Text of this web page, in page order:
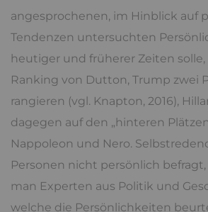
angesprochenen, im Hinblick auf
Tendenzen untersuchten
heutiger und früherer Zeiten
Ranking von Dutton, Trump zwei
rangieren (vgl. Knapton, 2016),
dagegen auf den „hinteren
Nappoleon und Nero.
Personen nicht persönlich
man Experten aus Politik und
welche die Persönlichkeiten